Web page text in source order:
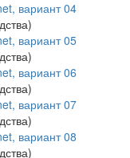
вариант 04
вариант 05
вариант 06
вариант 07
вариант 08